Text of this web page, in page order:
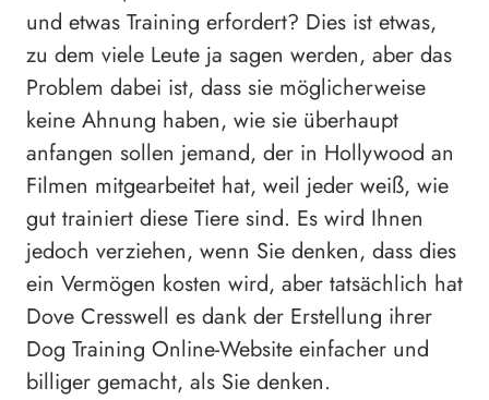
und etwas Training erfordert? Dies ist etwas,
zu dem viele Leute ja sagen werden, aber das
Problem dabei ist, dass sie möglicherweise
keine Ahnung haben, wie sie überhaupt
anfangen sollen jemand, der in Hollywood an
Filmen mitgearbeitet hat, weil jeder weiß, wie
gut trainiert diese Tiere sind. Es wird Ihnen
jedoch verziehen, wenn Sie denken, dass dies
ein Vermögen kosten wird, aber tatsächlich hat
Dove Cresswell es dank der Erstellung ihrer
Dog Training Online-Website einfacher und
billiger gemacht, als Sie denken.